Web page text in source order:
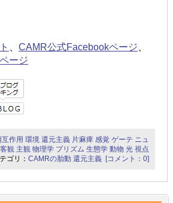
CAMR公式Facebookページ
ージ
互作用 環境 還元主義 片麻痺 感覚 ゲーテ ニュ
客観 主観 物理学 プリズム 生態学 動物 光 視点
ゴリ：CAMRの胎動 還元主義 [コメント：0]